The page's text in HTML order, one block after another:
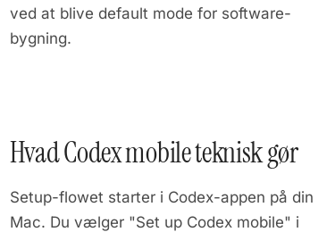
ved at blive default mode for software-
bygning.
Hvad Codex mobile teknisk gør
Setup-flowet starter i Codex-appen på din
Mac. Du vælger "Set up Codex mobile" i